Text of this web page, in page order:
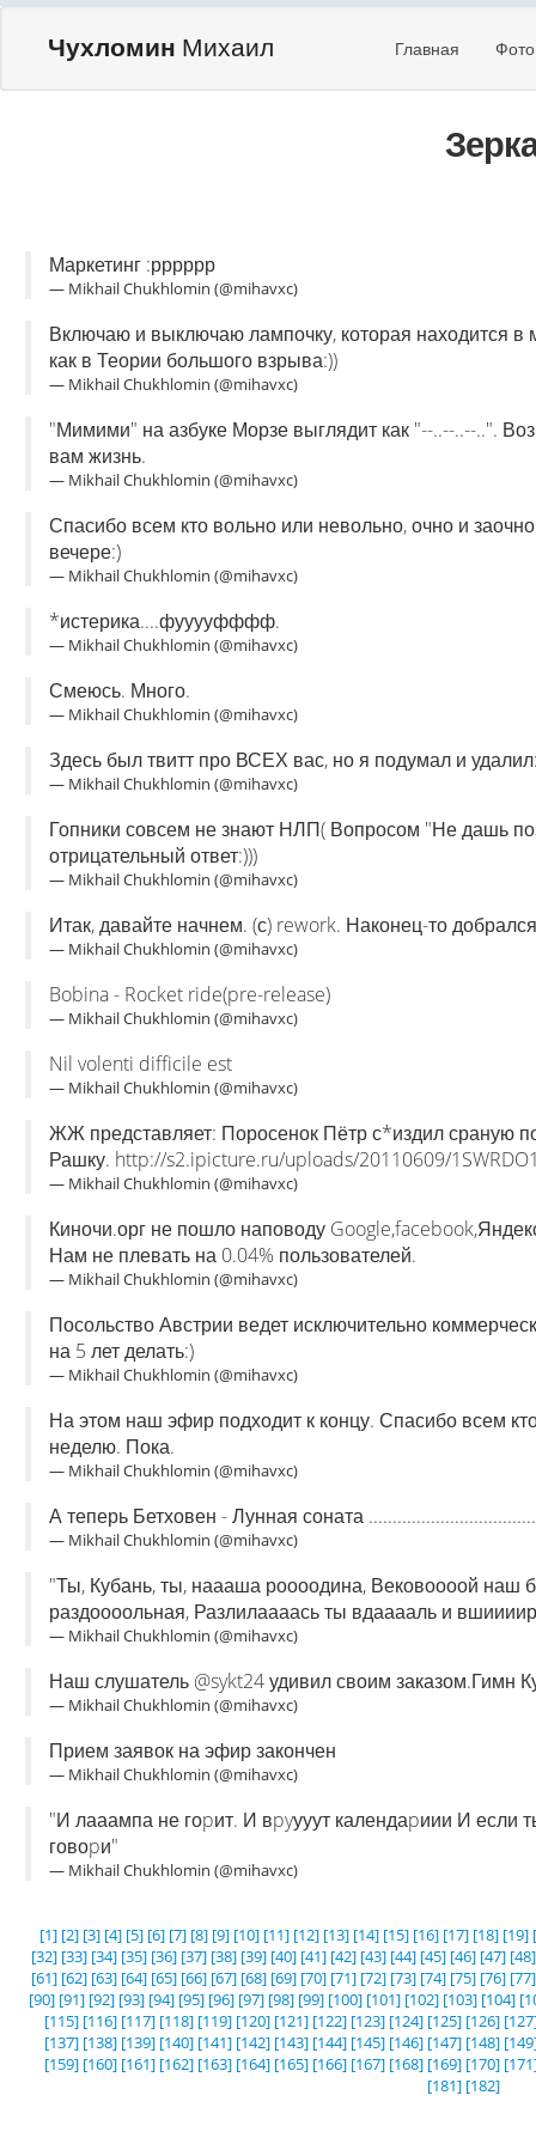
Чухломин Михаил Главная
Маркетинг :рррррр
— Mikhail Chukhlomin (@mihavxc)
Включаю и выключаю лампочку, которая находится в
как в Теории большого взрыва:))
— Mikhail Chukhlomin (@mihavxc)
"Мимими" на азбуке Морзе выглядит как "--..--..--..".
вам жизнь.
— Mikhail Chukhlomin (@mihavxc)
Спасибо всем кто вольно или невольно, очно и
вечере:)
— Mikhail Chukhlomin (@mihavxc)
*истерика....фууууфффф.
— Mikhail Chukhlomin (@mihavxc)
Смеюсь. Много.
— Mikhail Chukhlomin (@mihavxc)
Здесь был твитт про ВСЕХ вас, но я подумал и
— Mikhail Chukhlomin (@mihavxc)
Гопники совсем не знают НЛП( Вопросом "Не дашь
отрицательный ответ:)))
— Mikhail Chukhlomin (@mihavxc)
Итак, давайте начнем. (с) rework. Наконец-то
— Mikhail Chukhlomin (@mihavxc)
Bobina - Rocket ride(pre-release)
— Mikhail Chukhlomin (@mihavxc)
Nil volenti difficile est
— Mikhail Chukhlomin (@mihavxc)
ЖЖ представляет: Поросенок Пётр с*издил сраную
Рашку. http://s2.ipicture.ru/uploads/20110609/
— Mikhail Chukhlomin (@mihavxc)
Киночи.орг не пошло наповоду
Нам не плевать на 0.04% пользователей.
— Mikhail Chukhlomin (@mihavxc)
Посольство Австрии ведет исключительно
на 5 лет делать:)
— Mikhail Chukhlomin (@mihavxc)
На этом наш эфир подходит к концу. Спасибо всем
неделю. Пока.
— Mikhail Chukhlomin (@mihavxc)
А теперь Бетховен - Лунная соната
— Mikhail Chukhlomin (@mihavxc)
"Ты, Кубань, ты, наааша роооодина, Вековоооой наш
раздоооольная, Разлилаааась ты вдааааль и
— Mikhail Chukhlomin (@mihavxc)
Наш слушатель @sykt24 удивил своим заказом.Гимн
— Mikhail Chukhlomin (@mihavxc)
Прием заявок на эфир закончен
— Mikhail Chukhlomin (@mihavxc)
"И лааампа не гоpит. И вpyууут календаpиии И если
говоpи"
— Mikhail Chukhlomin (@mihavxc)
[1] [2] [3] [4] [5] [6] [7] [8] [9] [10] [11] [12] [13] [14] [15] [16] [17] [18] [19]
[32] [33] [34] [35] [36] [37] [38] [39] [40] [41] [42] [43] [44] [45] [46] [47] [48]
[61] [62] [63] [64] [65] [66] [67] [68] [69] [70] [71] [72] [73] [74] [75] [76] [77]
[90] [91] [92] [93] [94] [95] [96] [97] [98] [99] [100] [101] [102] [103] [104]
[115] [116] [117] [118] [119] [120] [121] [122] [123] [124] [125] [126]
[137] [138] [139] [140] [141] [142] [143] [144] [145] [146] [147] [148]
[159] [160] [161] [162] [163] [164] [165] [166] [167] [168] [169] [170]
[181] [182]